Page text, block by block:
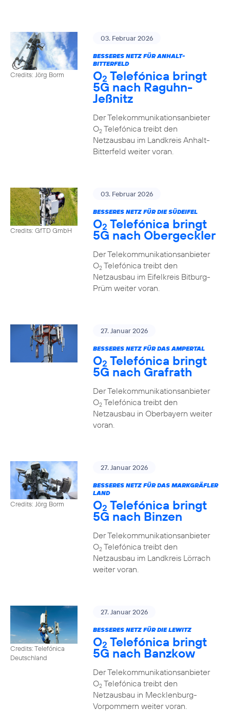
Credits: Jörg Borm
03. Februar 2026
BESSERES NETZ FÜR ANHALT-
BITTERFELD
O2 Telefónica bringt
5G nach Raguhn-
Jeßnitz
Der Telekommunikationsanbieter
O2Telefónica treibt den
Netzausbau im Landkreis Anhalt-
Bitterfeld weiter voran.
Credits: GfTD GmbH
03. Februar 2026
BESSERES NETZ FÜR DIE SÜDEIFEL
O2 Telefónica bringt
5G nach Obergeckler
Der Telekommunikationsanbieter
O2Telefónica treibt den
Netzausbau im Eifelkreis Bitburg-
Prüm weiter voran.
27. Januar 2026
BESSERES NETZ FÜR DAS AMPERTAL
O2 Telefónica bringt
5G nach Grafrath
Der Telekommunikationsanbieter
O2Telefónica treibt den
Netzausbau in Oberbayern weiter
voran.
Credits: Jörg Borm
27. Januar 2026
BESSERES NETZ FÜR DAS MARKGRÄFLER
LAND
O2 Telefónica bringt
5G nach Binzen
Der Telekommunikationsanbieter
O2Telefónica treibt den
Netzausbau im Landkreis Lörrach
weiter voran.
Credits: Telefónica
Deutschland
27. Januar 2026
BESSERES NETZ FÜR DIE LEWITZ
O2 Telefónica bringt
5G nach Banzkow
Der Telekommunikationsanbieter
O2Telefónica treibt den
Netzausbau in Mecklenburg-
Vorpommern weiter voran.